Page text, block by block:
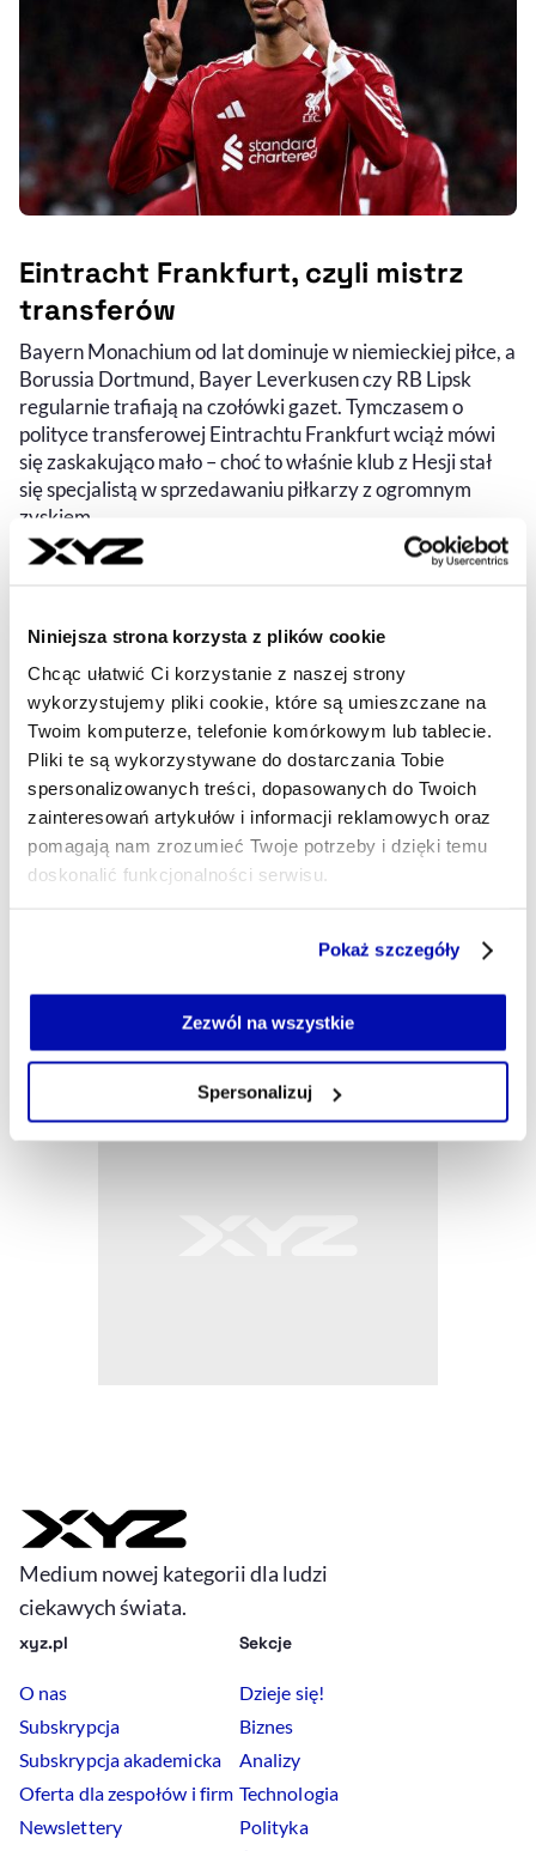
Niniejsza strona korzysta z plików cookie
Chcąc ułatwić Ci korzystanie z naszej strony
wykorzystujemy pliki cookie, które są umieszczane na
Twoim komputerze, telefonie komórkowym lub tablecie.
Pliki te są wykorzystywane do dostarczania Tobie
spersonalizowanych treści, dopasowanych do Twoich
zainteresowań artykułów i informacji reklamowych oraz
pomagają nam zrozumieć Twoje potrzeby i dzięki temu
doskonalić funkcjonalności serwisu.
Jeżeli nie wyrażasz zgody na zapisywanie plików cookie,
możesz łatwo zarządzać swoimi uprawnieniami, np. we
własnej przeglądarce internetowej lub po wybraniu opcji
Pokaż szczegóły
Zezwól na wszystkie
Spersonalizuj
Eintracht Frankfurt, czyli mistrz
transferów
Bayern Monachium od lat dominuje w niemieckiej piłce, a
Borussia Dortmund, Bayer Leverkusen czy RB Lipsk
regularnie trafiają na czołówki gazet. Tymczasem o
polityce transferowej Eintrachtu Frankfurt wciąż mówi
się zaskakująco mało – choć to właśnie klub z Hesji stał
się specjalistą w sprzedawaniu piłkarzy z ogromnym
zyskiem.
BARTŁOMIEJ NAJTKOWSKI
Medium nowej kategorii dla ludzi
ciekawych świata.
xyz.pl
O nas
Subskrypcja
Subskrypcja akademicka
Oferta dla zespołów i firm
Newslettery
Sekcje
Dzieje się!
Biznes
Analizy
Technologia
Polityka